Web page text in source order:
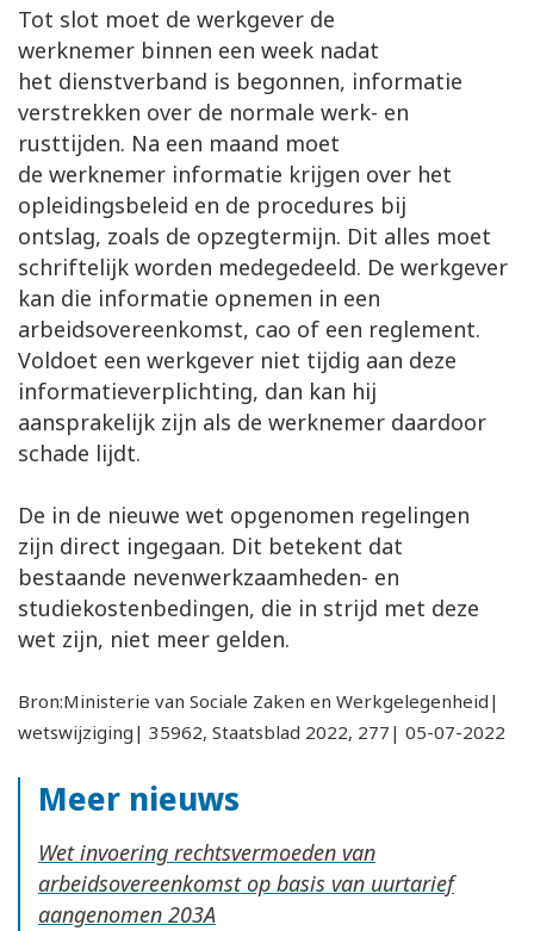
Tot slot moet de werkgever de
werknemer binnen een week nadat
het dienstverband is begonnen, informatie
verstrekken over de normale werk- en
rusttijden. Na een maand moet
de werknemer informatie krijgen over het
opleidingsbeleid en de procedures bij
ontslag, zoals de opzegtermijn. Dit alles moet
schriftelijk worden medegedeeld. De werkgever
kan die informatie opnemen in een
arbeidsovereenkomst, cao of een reglement.
Voldoet een werkgever niet tijdig aan deze
informatieverplichting, dan kan hij
aansprakelijk zijn als de werknemer daardoor
schade lijdt.
De in de nieuwe wet opgenomen regelingen
zijn direct ingegaan. Dit betekent dat
bestaande nevenwerkzaamheden- en
studiekostenbedingen, die in strijd met deze
wet zijn, niet meer gelden.
Bron:Ministerie van Sociale Zaken en Werkgelegenheid|
wetswijziging| 35962, Staatsblad 2022, 277| 05-07-2022
Meer nieuws
Wet invoering rechtsvermoeden van
arbeidsovereenkomst op basis van uurtarief
aangenomen